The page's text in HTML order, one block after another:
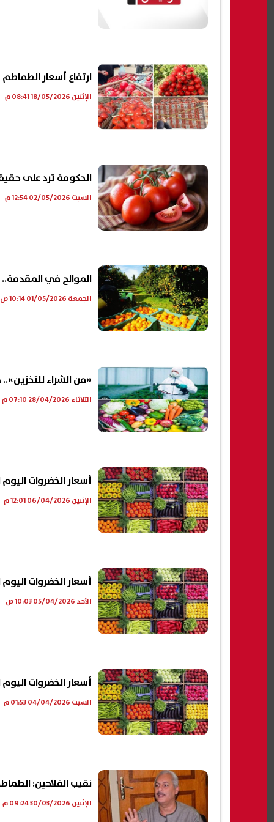
ارتفاع أسعار الطماطم إلى 70 جنيهًا في الأسواق.. وخبراء: الأزمة
الإثنين 18/05/2026 08:41 م
الحكومة ترد على
السبت 02/05/2026 12:54 م
الموالح في المقدمة.. 3.7 مليون طن صادرات زراعية خلال 2026
الجمعة 01/05/2026 10:14 ص
«من الشراء
الثلاثاء 28/04/2026 07:10 م
أسعار الخضروات اليوم الاثنين 6
الإثنين 06/04/2026 12:01 م
أسعار الخضروات اليوم الأحد 5 أبريل
الأحد 05/04/2026 10:03 ص
أسعار الخضروات اليوم السبت 4 أبريل
السبت 04/04/2026 01:53 م
نقيب الفلاحين: الطماطم هتنزل لـ10 جنيهات
الإثنين 30/03/2026 09:24 م